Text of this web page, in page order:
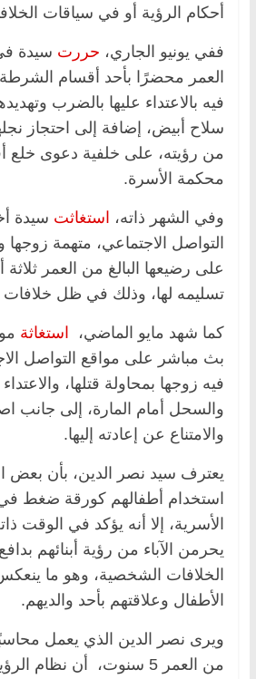
أحكام الرؤية أو في سياقات
ففي يونيو الجاري، حررت سيدة
العمر محضرًا بأحد أقسام الشرطة
فيه بالاعتداء عليها بالضرب
سلاح أبيض، إضافة إلى احتجاز
من رؤيته، على خلفية دعوى خلع
محكمة الأسرة.
وفي الشهر ذاته، استغاثت سيدة
التواصل الاجتماعي، متهمة زوجها
على رضيعها البالغ من العمر
تسليمه لها، وذلك في ظل خلافات
كما شهد مايو الماضي، استغاثة
بث مباشر على مواقع التواصل
فيه زوجها بمحاولة قتلها،
والسحل أمام المارة، إلى جانب
والامتناع عن إعادته إليها.
يعترف سيد نصر الدين، بأن بعض
استخدام أطفالهم كورقة ضغط
الأسرية، إلا أنه يؤكد في الوقت
يحرمن الآباء من رؤية أبنائهم
الخلافات الشخصية، وهو ما
الأطفال وعلاقتهم بأحد والديهم.
ويرى نصر الدين الذي يعمل
من العمر 5 سنوت، أن نظام